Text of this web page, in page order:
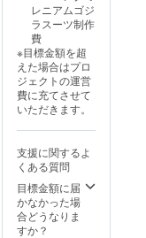
の場
合： 最
字以内
（半角
スペー
ス含
む） ※
字や記
号は使
用でき
ん。 ※
公序良
俗に反
以下の
文字数
で備考
欄にご
記入く
ださ
い。
①日本
字・ひ
らが
な・カ
タカ
ナ）：
15文字
記入く
ださ
い。
①日本
語（漢
字・ひ
らが
な・カ
タカ
ナ）：
15文字
以内
（全
角）
②アル
ファ
details
before
your
pledge.
1.デジ
タル支
援証明
定活動
報告閲
覧権 3.
クラ
ファン
限定壁
d"
section
in the
main
text for
now!
*Please
note
that the
descrip
tions
for the
reward
content
レニアムゴジ
ラスーツ制作
費
※目標金額を超
えた場合はプロ
ジェクトの運営
費に充てさせて
いただきます。
支援に関するよ
くある質問
目標金額に届
かなかった場
合どうなりま
すか？